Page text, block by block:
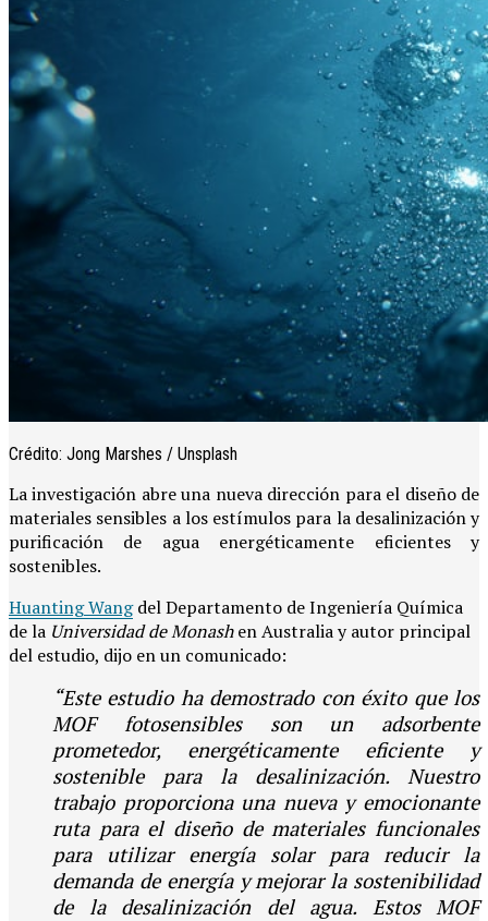
Crédito: Jong Marshes / Unsplash
La investigación abre una nueva dirección para el diseño de
materiales sensibles a los estímulos para la desalinización y
purificación de agua energéticamente eficientes y
sostenibles.
Huanting Wangdel Departamento de Ingeniería Química
de la Universidad de Monashen Australia y autor principal
del estudio, dijo en un comunicado:
“Este estudio ha demostrado con éxito que los
MOF fotosensibles son un adsorbente
prometedor, energéticamente eficiente y
sostenible para la desalinización. Nuestro
trabajo proporciona una nueva y emocionante
ruta para el diseño de materiales funcionales
para utilizar energía solar para reducir la
demanda de energía y mejorar la sostenibilidad
de la desalinización del agua. Estos MOF